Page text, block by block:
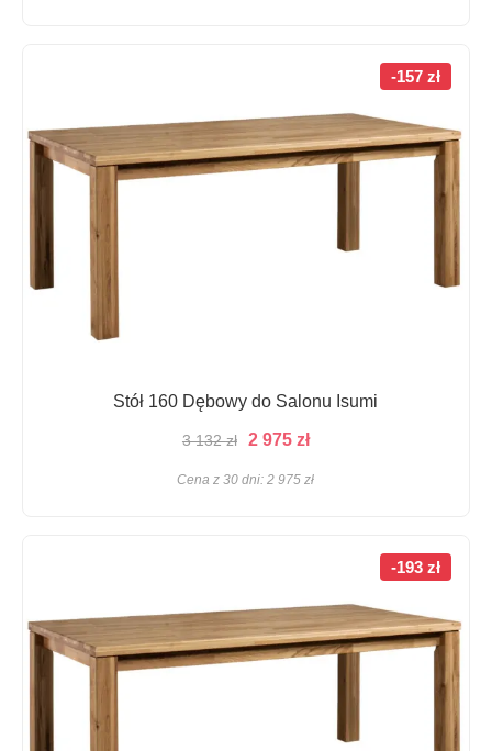
-157 zł
Stół 160 Dębowy do Salonu Isumi
3 132zł
Pierwotna
2 975 złAktualna
Cena z 30 dni:2 975zł
-193 zł